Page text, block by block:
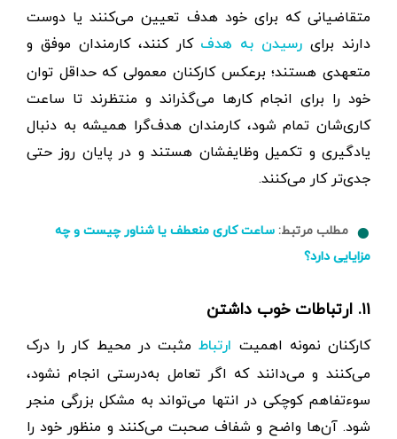
متقاضیانی که برای خود هدف تعیین می‌کنند یا دوست
دارند برای رسیدن به هدف کار کنند، کارمندان موفق و
متعهدی هستند؛ برعکس کارکنان معمولی که حداقل توان
خود را برای انجام کارها می‌گذراند و منتظرند تا ساعت
کاری‌شان تمام شود، کارمندان هدف‌گرا همیشه به دنبال
یادگیری و تکمیل وظایفشان هستند و در پایان روز حتی
جدی‌تر کار می‌کنند.
مطلب مرتبط: ساعت کاری منعطف یا شناور چیست و چه
مزایایی دارد؟
۱۱. ارتباطات خوب داشتن
کارکنان نمونه اهمیت ارتباطمثبت در محیط کار را درک
می‌کنند و می‌دانند که اگر تعامل به‌درستی انجام نشود،
سوء‌تفاهم کوچکی در انتها می‌تواند به مشکل بزرگی منجر
شود. آن‌ها واضح و شفاف صحبت می‌کنند و منظور خود را